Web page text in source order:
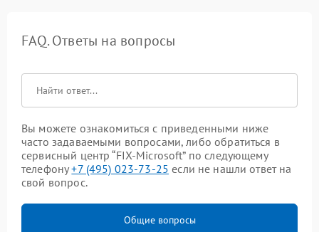
FAQ. Ответы на вопросы
Вы можете ознакомиться с приведенными ниже
часто задаваемыми вопросами, либо обратиться в
сервисный центр “FIX-Microsoft” по следующему
телефону+7 (495) 023-73-25 если не нашли ответ на
свой вопрос.
Общие вопросы